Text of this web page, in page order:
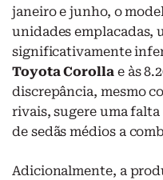
janeiro e junho, o
unidades emplacadas,
significativamente
Toyota Corollae às
discrepância, mesmo
rivais, sugere uma
de sedãs médios a
Adicionalmente, a